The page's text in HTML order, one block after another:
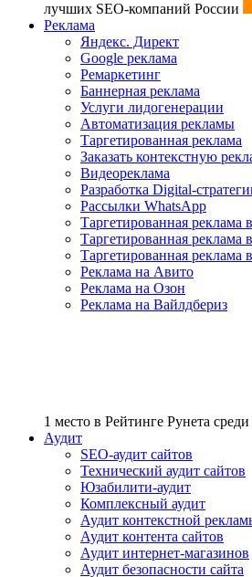
лучших SEO-компаний России
Реклама
Яндекс. Директ
Google реклама
Ремаркетинг
Баннерная реклама
Услуги лидогенерации
Автоматизация рекламы
Таргетированная реклама
Заказать контекстную
Видеореклама
Разработка Digital-
Рассылки WhatsApp
Таргетированная реклама
Таргетированная реклама
Таргетированная реклама
Реклама на Авито
Реклама на Озон
Реклама на Вайлдбериз
1 место в Рейтинге Рунета
Аудит
SEO-аудит сайтов
Технический аудит сайтов
Юзабилити-аудит
Комплексный аудит
Аудит контекстной
Аудит контента сайтов
Аудит интернет-магазинов
Аудит безопасности сайта